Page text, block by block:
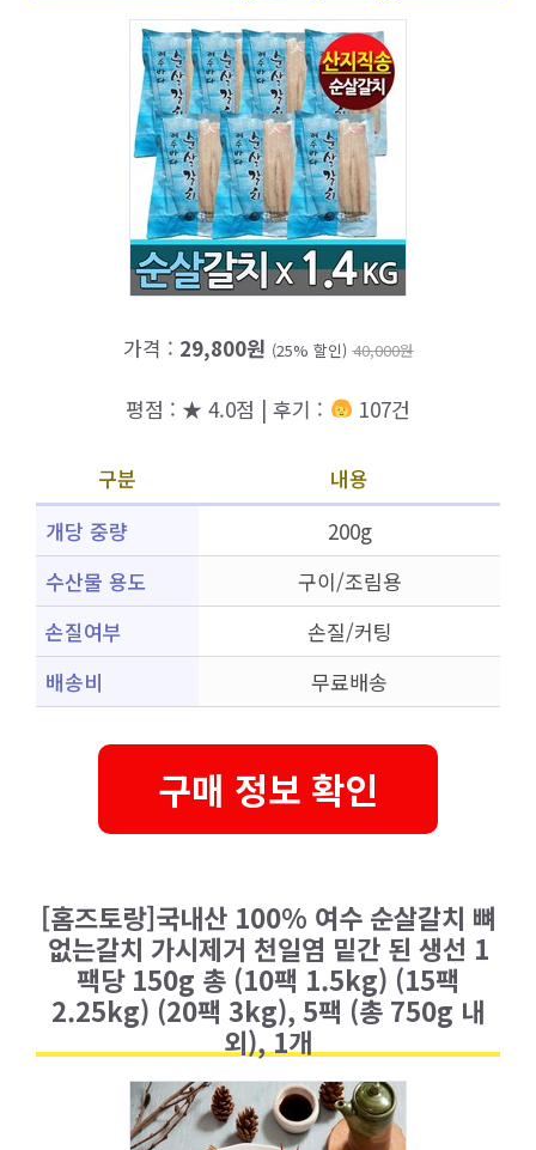
가격 : 29,800원 (25% 할인) 40,000원
평점 : ★ 4.0점 | 후기 : 107건
구분
내용
개당 중량
200g
수산물 용도
구이/조림용
손질여부
손질/커팅
배송비
무료배송
구매 정보 확인
[홈즈토랑]국내산 100% 여수 순살갈치 뼈
없는갈치 가시제거 천일염 밑간 된 생선 1
팩당 150g 총 (10팩 1.5kg) (15팩
2.25kg) (20팩 3kg), 5팩 (총 750g 내
외), 1개